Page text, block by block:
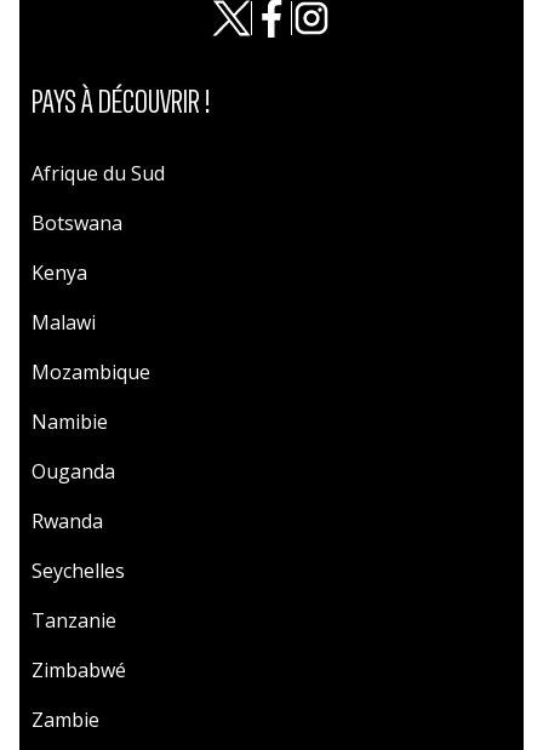
PAYS À DÉCOUVRIR !
Afrique du Sud
Botswana
Kenya
Malawi
Mozambique
Namibie
Ouganda
Rwanda
Seychelles
Tanzanie
Zimbabwé
Zambie